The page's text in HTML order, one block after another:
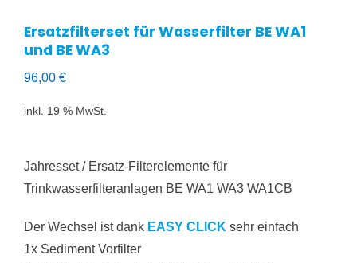
Ersatzfilterset für Wasserfilter BE WA1
und BE WA3
96,00 €
inkl. 19 % MwSt.
Jahresset / Ersatz-Filterelemente für
Trinkwasserfilteranlagen BE WA1 WA3 WA1CB
Der Wechsel ist dank EASY CLICK sehr einfach
1x Sediment Vorfilter